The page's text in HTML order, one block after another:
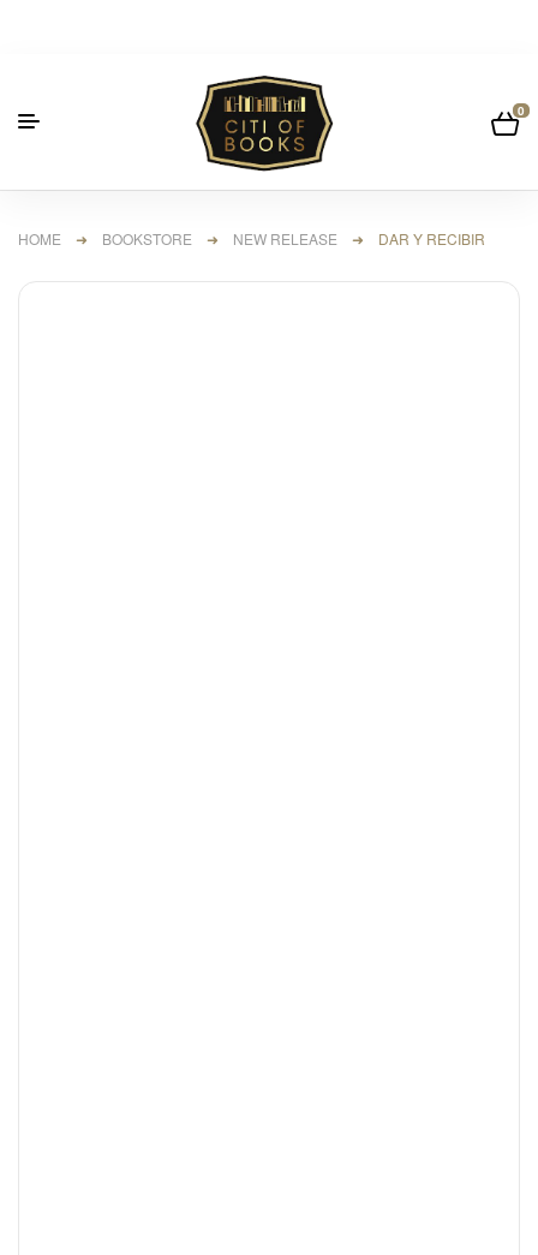
0
HOME ➜ BOOKSTORE ➜ NEW RELEASE ➜ DAR Y RECIBIR